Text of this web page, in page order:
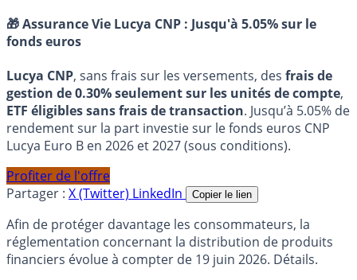
🎁 Assurance Vie Lucya CNP : Jusqu'à 5.05% sur le
fonds euros
Lucya CNP, sans frais sur les versements, des frais de
gestion de 0.30% seulement sur les unités de compte,
ETF éligibles sans frais de transaction. Jusqu’à 5.05% de
rendement sur la part investie sur le fonds euros CNP
Lucya Euro B en 2026 et 2027 (sous conditions).
Profiter de l'offre
Partager : X (Twitter) LinkedIn Copier le lien
Afin de protéger davantage les consommateurs, la
réglementation concernant la distribution de produits
financiers évolue à compter de 19 juin 2026. Détails.